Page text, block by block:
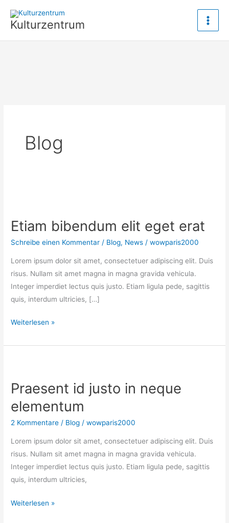
Inhalt
springen
Kulturzentrum
Blog
Etiam bibendum elit eget erat
Schreibe einen Kommentar / Blog, News /wowparis2000
Lorem ipsum dolor sit amet, consectetuer adipiscing elit. Duis
risus. Nullam sit amet magna in magna gravida vehicula.
Integer imperdiet lectus quis justo. Etiam ligula pede, sagittis
quis, interdum ultricies, […]
Etiam
elit
Weiterlesen »
Praesent id justo in neque
elementum
2 Kommentare / Blog /wowparis2000
Lorem ipsum dolor sit amet, consectetuer adipiscing elit. Duis
risus. Nullam sit amet magna in magna gravida vehicula.
Integer imperdiet lectus quis justo. Etiam ligula pede, sagittis
quis, interdum ultricies,
Praesent
Weiterlesen »